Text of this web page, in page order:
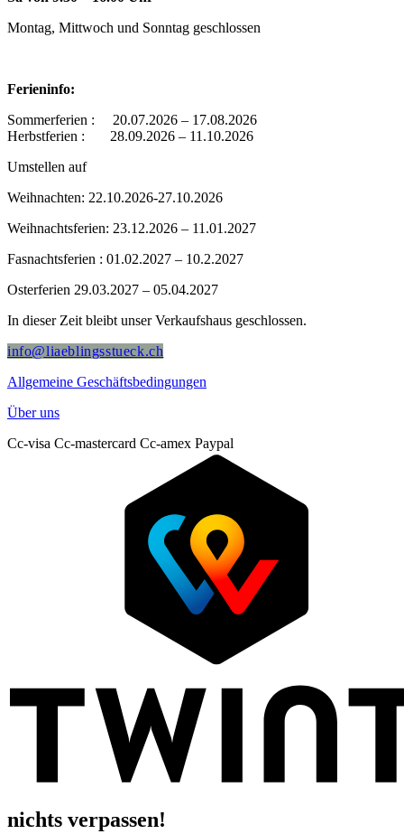
Montag, Mittwoch und Sonntag geschlossen
Ferieninfo:
Sommerferien : 20.07.2026 – 17.08.2026
Herbstferien : 28.09.2026 – 11.10.2026
Umstellen auf
Weihnachten: 22.10.2026-27.10.2026
Weihnachtsferien: 23.12.2026 – 11.01.2027
Fasnachtsferien : 01.02.2027 – 10.2.2027
Osterferien 29.03.2027 – 05.04.2027
In dieser Zeit bleibt unser Verkaufshaus geschlossen.
info@liaeblingsstueck.ch
Allgemeine Geschäftsbedingungen
Über uns
Cc-visa Cc-mastercard Cc-amex Paypal
nichts verpassen!